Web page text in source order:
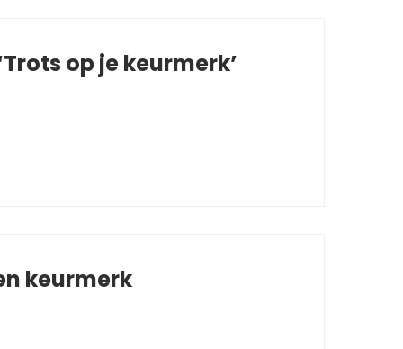
op je keurmerk’
keurmerk